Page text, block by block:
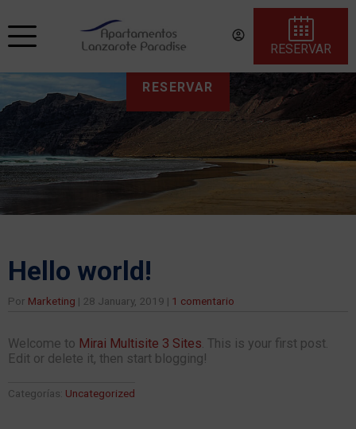
RESERVAR
RESERVAR
Hello world!
Por Marketing | 28 January, 2019 | 1 comentario
Welcome to Mirai Multisite 3 Sites. This is your first post.
Edit or delete it, then start blogging!
Categorías: Uncategorized